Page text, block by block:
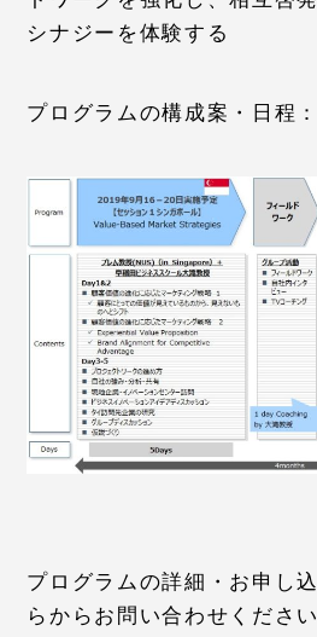
シナジーを体験する
プログラムの構成案・日程：
プログラムの詳細・お申し
らからお問い合わせください